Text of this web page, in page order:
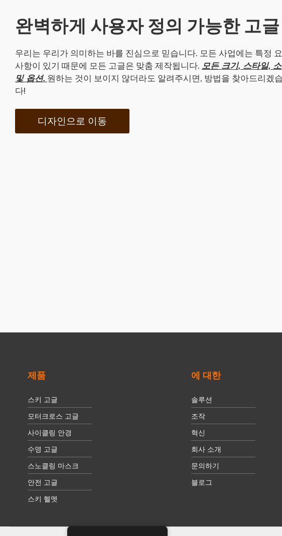
완벽하게 사용자 정의 가능한 고글
우리는 우리가 의미하는 바를 진심으로 믿습니다. 모든 사업에는 특정
사항이 있기 때문에 모든 고글은 맞춤 제작됩니다. 모든 크기, 스타일,
및 옵션. 원하는 것이 보이지 않더라도 알려주시면, 방법을 찾아드리겠
다!
디자인으로 이동
제품
스키 고글
모터크로스 고글
사이클링 안경
수영 고글
스노클링 마스크
안전 고글
스키 헬멧
에 대한
솔루션
조작
혁신
회사 소개
문의하기
블로그